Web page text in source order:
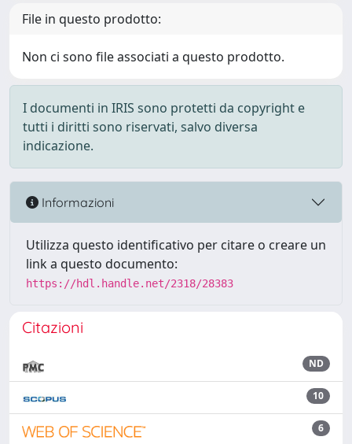
File in questo prodotto:
Non ci sono file associati a questo prodotto.
I documenti in IRIS sono protetti da copyright e
tutti i diritti sono riservati, salvo diversa
indicazione.
Informazioni
Utilizza questo identificativo per citare o creare un
link a questo documento:
https://hdl.handle.net/2318/28383
Citazioni
ND
10
6